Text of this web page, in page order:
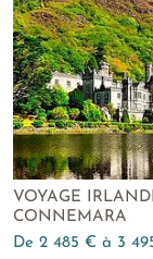
VOYAGE
CONNEMARA
de 2 485 € à 3